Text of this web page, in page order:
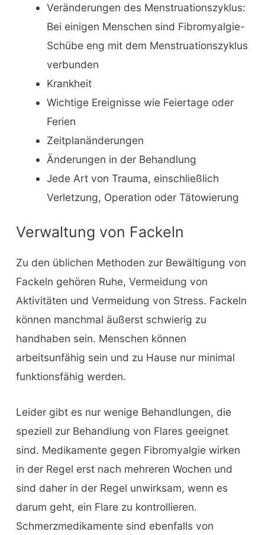
Veränderungen des Menstruationszyklus:
Bei einigen Menschen sind Fibromyalgie-
Schübe eng mit dem Menstruationszyklus
verbunden
Krankheit
Wichtige Ereignisse wie Feiertage oder
Ferien
Zeitplanänderungen
Änderungen in der Behandlung
Jede Art von Trauma, einschließlich
Verletzung, Operation oder Tätowierung
Verwaltung von Fackeln
Zu den üblichen Methoden zur Bewältigung von
Fackeln gehören Ruhe, Vermeidung von
Aktivitäten und Vermeidung von Stress. Fackeln
können manchmal äußerst schwierig zu
handhaben sein. Menschen können
arbeitsunfähig sein und zu Hause nur minimal
funktionsfähig werden.
Leider gibt es nur wenige Behandlungen, die
speziell zur Behandlung von Flares geeignet
sind. Medikamente gegen Fibromyalgie wirken
in der Regel erst nach mehreren Wochen und
sind daher in der Regel unwirksam, wenn es
darum geht, ein Flare zu kontrollieren.
Schmerzmedikamente sind ebenfalls von